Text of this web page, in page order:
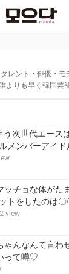
タレント・俳優・
よりも早く韓国芸
う次世代エース
メンバーアイド
ッチョな体がた
トをしたのは〇
view
ゃんなんて言わ
って噂♡